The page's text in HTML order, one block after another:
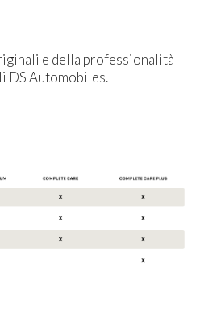
e della professionalità
DS Automobiles.